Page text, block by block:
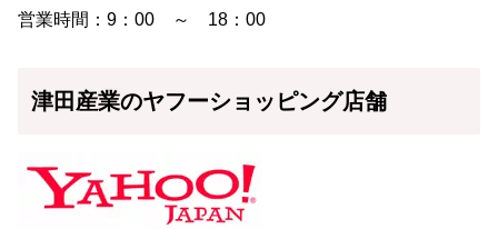
営業時間：9：00 ～ 18：00
津田産業のヤフーショッピング店舗